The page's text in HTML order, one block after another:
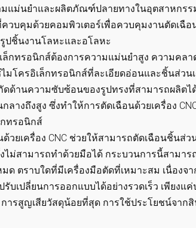
แม่นยำและผลิตภัณฑ์ปลายทางในอุตสาหกรร
ควบคุมด้วยคอมพิวเตอร์เพื่อควบคุมงานตัดเฉือ
ปชิ้นงานโลหะและอโลหะ
กทรอนิกส์ต้องการความแม่นยำสูง ความคลา
ไมโครอิเล็กทรอนิกส์ที่ละเอียดอ่อนและชิ้นส่ว
ดด้านความซับซ้อนของรูปทรงที่สามารถผลิต
ลางถึงสูง ซึ่งทำให้การตัดเฉือนด้วยเครื่อง
ทรอนิกส์
ด้วยเครื่อง CNC ช่วยให้สามารถตัดเฉือนชิ้นส่
ไม่สามารถทำด้วยมือได้ กระบวนการนี้สามา
มด ตราบใดที่มีเครื่องมือตัดที่เหมาะสม เนื่องจ
บเปลี่ยนการออกแบบได้อย่างรวดเร็ว เพียงแ
ารสูญเสียวัสดุน้อยที่สุด การใช้ประโยชน์จา